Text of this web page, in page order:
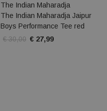
The Indian Maharadja
The Indian Maharadja Jaipur
Boys Performance Tee red
€ 30,00 € 27,99